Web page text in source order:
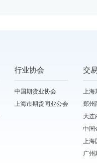
行业协会
中国期货业协会
上海市期货同业公会
交
上海
郑州
大连
中国
上海
广州